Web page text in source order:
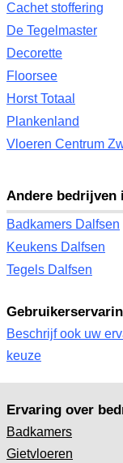
Cachet stoffering
De Tegelmaster
Decorette
Floorsee
Horst Totaal
Plankenland
Vloeren Centrum
Andere bedrijven
Badkamers Dalfsen
Keukens Dalfsen
Tegels Dalfsen
Beschrijf ook uw
keuze
Ervaring over
Badkamers
Gietvloeren